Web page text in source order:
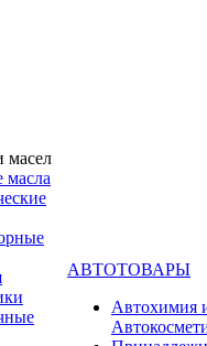
масел
АВТОТОВАРЫ
Автохимия